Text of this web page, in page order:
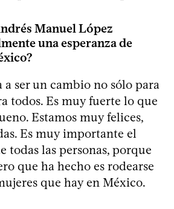
Manuel López
una esperanza de
a ser un cambio no sólo para
todos. Es muy fuerte lo que
Estamos muy felices,
Es muy importante el
todas las personas, porque
que ha hecho es rodearse
que hay en México.